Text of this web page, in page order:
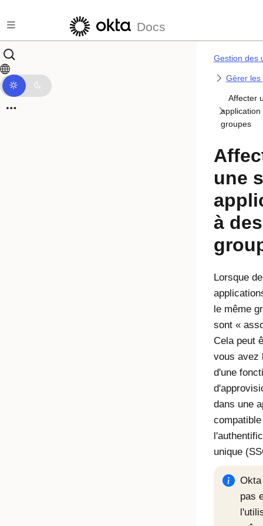
Docs
Gestion des
Gérer les
Affecter
application
groupes
une
à des
Lorsque
le même
sont «
Cela peut
vous avez
d'une
dans une
unique
Okta
pas